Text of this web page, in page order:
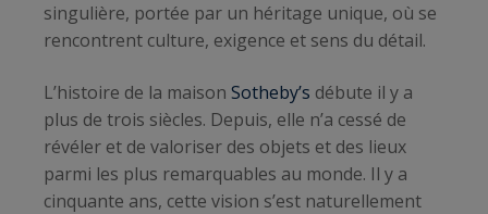
singulière, portée par un héritage unique, où se
rencontrent culture, exigence et sens du détail.
L’histoire de la maison Sotheby’s débute il y a
plus de trois siècles. Depuis, elle n’a cessé de
révéler et de valoriser des objets et des lieux
parmi les plus remarquables au monde. Il y a
cinquante ans, cette vision s’est naturellement